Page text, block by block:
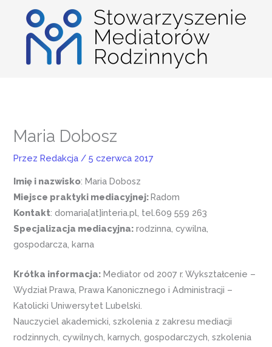
Maria Dobosz
PrzezRedakcja /5 czerwca 2017
Imię i nazwisko: Maria Dobosz
Miejsce praktyki mediacyjnej:Radom
Kontakt: domaria[at]interia.pl, tel.609 559 263
Specjalizacja mediacyjna: rodzinna, cywilna,
gospodarcza, karna
Krótka informacja: Mediator od 2007 r. Wykształcenie –
Wydział Prawa, Prawa Kanonicznego i Administracji –
Katolicki Uniwersytet Lubelski.
Nauczyciel akademicki, szkolenia z zakresu mediacji
rodzinnych, cywilnych, karnych, gospodarczych, szkolenia